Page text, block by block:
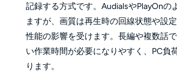
記録する方式です。AudialsやPlayOnの
ますが、画質は再生時の回線状態や設
性能の影響を受けます。長編や複数話
い作業時間が必要になりやすく、PC負
ります。